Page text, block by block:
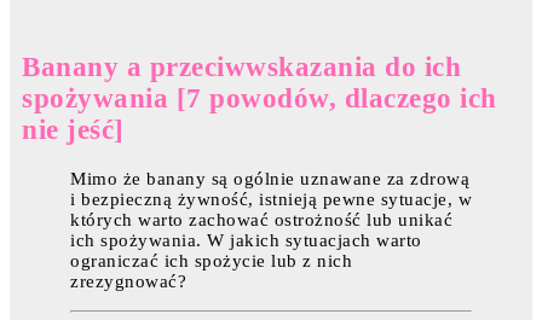
Banany a przeciwwskazania do ich
spożywania [7 powodów, dlaczego ich
nie jeść]
Mimo że banany są ogólnie uznawane za zdrową
i bezpieczną żywność, istnieją pewne sytuacje, w
których warto zachować ostrożność lub unikać
ich spożywania. W jakich sytuacjach warto
ograniczać ich spożycie lub z nich
zrezygnować?